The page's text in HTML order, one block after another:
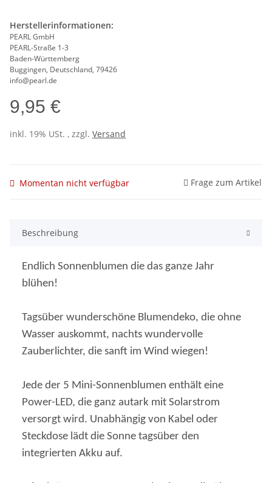
Herstellerinformationen:
PEARL GmbH
PEARL-Straße 1-3
Baden-Württemberg
Buggingen, Deutschland, 79426
info@pearl.de
9,95 €
inkl. 19% USt. , zzgl. Versand
Momentan nicht verfügbar Frage zum Artikel
Beschreibung
Endlich Sonnenblumen die das ganze Jahr
blühen!
Tagsüber wunderschöne Blumendeko, die ohne
Wasser auskommt, nachts wundervolle
Zauberlichter, die sanft im Wind wiegen!
Jede der 5 Mini-Sonnenblumen enthält eine
Power-LED, die ganz autark mit Solarstrom
versorgt wird. Unabhängig von Kabel oder
Steckdose lädt die Sonne tagsüber den
integrierten Akku auf.